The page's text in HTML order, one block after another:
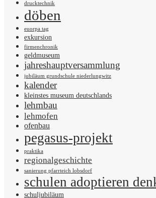
drucktechnik
döben
euorpa tag
exkursion
firmenchronik
geldmuseum
jahreshauptversammlung
jubiläum grundschule niederlungwitz
kalender
kleinstes museum deutschlands
lehmbau
lehmofen
ofenbau
pegasus-projekt
praktika
regionalgeschichte
sanierung pfarrteich lobsdorf
schulen adoptieren
schuljubiläum